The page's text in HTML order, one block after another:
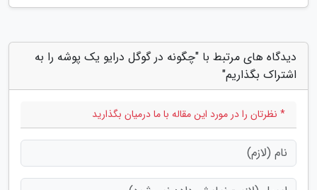
دیدگاه های مرتبط با "چگونه در گوگل درایو یک پوشه را به
اشتراک بگذاریم"
* نظرتان را در مورد این مقاله با ما درمیان بگذارید